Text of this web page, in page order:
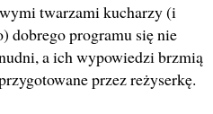
twarzami kucharzy (i
dobrego programu się nie
a ich wypowiedzi brzmią
przez reżyserkę.